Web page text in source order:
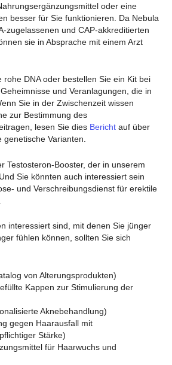
oder eine
besser für Sie funktionieren. Da Nebula
zugelassenen und CAP-akkreditierten
sie in Absprache mit einem Arzt
rohe DNA oder bestellen Sie ein Kit bei
und Veranlagungen, die in
Sie in der Zwischenzeit wissen
zur Bestimmung des
lesen Sie dies Bericht auf über
Varianten.
Testosteron-Booster, der in unserem
Sie könnten auch interessiert sein
und Verschreibungsdienst für erektile
interessiert sind, mit denen Sie jünger
fühlen können, sollten Sie sich
von Alterungsprodukten)
Kappen zur Stimulierung der
Aknebehandlung)
gegen Haarausfall mit
Stärke)
für Haarwuchs und